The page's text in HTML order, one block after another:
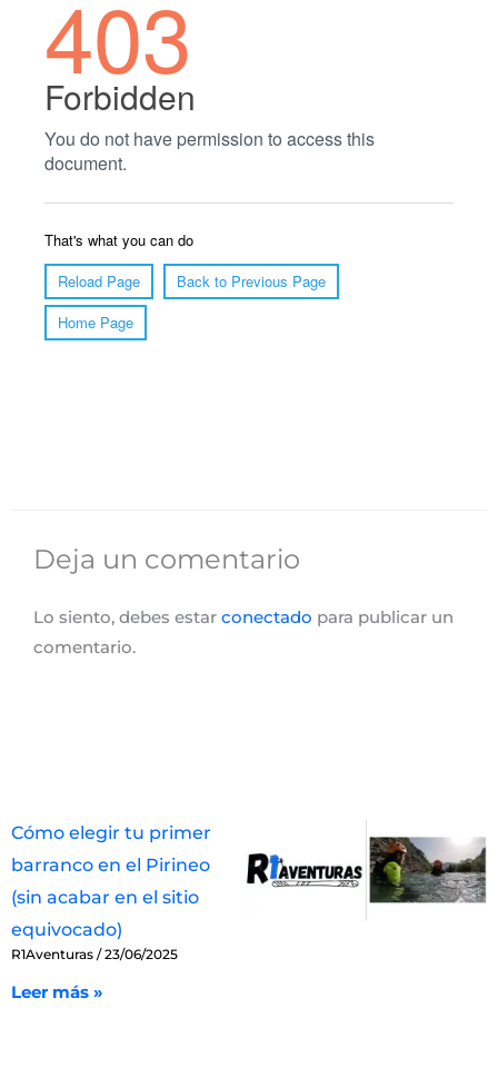
Deja un comentario
Lo siento, debes estar conectado para publicar un
comentario.
Cómo elegir tu primer
barranco en el Pirineo
(sin acabar en el sitio
equivocado)
R1Aventuras 23/06/2025
Leer más »